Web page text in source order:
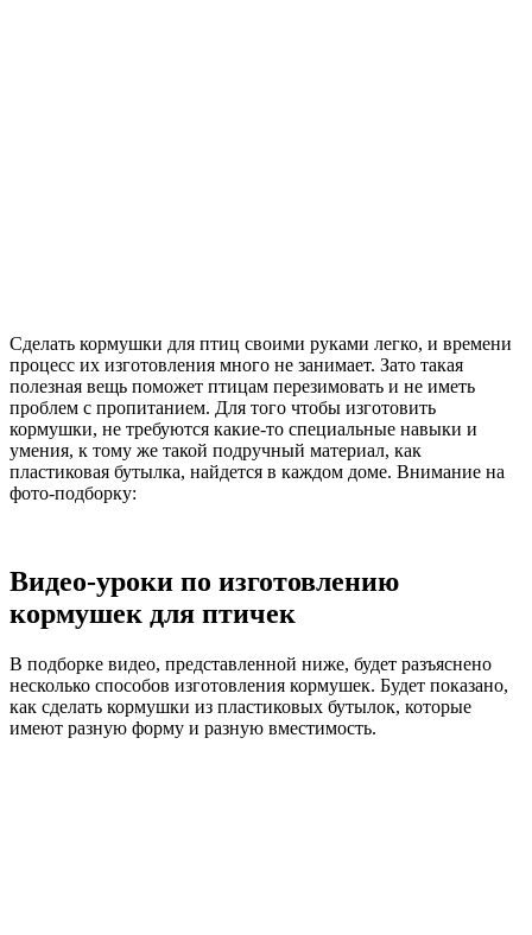
Сделать кормушки для птиц своими руками легко, и времени
процесс их изготовления много не занимает. Зато такая
полезная вещь поможет птицам перезимовать и не иметь
проблем с пропитанием. Для того чтобы изготовить
кормушки, не требуются какие-то специальные навыки и
умения, к тому же такой подручный материал, как
пластиковая бутылка, найдется в каждом доме. Внимание на
фото-подборку:
Видео-уроки по изготовлению
кормушек для птичек
В подборке видео, представленной ниже, будет разъяснено
несколько способов изготовления кормушек. Будет показано,
как сделать кормушки из пластиковых бутылок, которые
имеют разную форму и разную вместимость.